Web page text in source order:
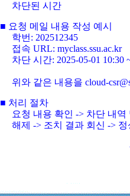
차단된 시간
■ 요청 메일 내용 작성 예시
학번: 202512345
접속 URL: myclass.ssu.ac.kr
차단 시간: 2025-05-01 10:30
위와 같은 내용을 cloud-
■ 처리 절차
요청 내용 확인 -> 차단 내
해제 -> 조치 결과 회신 ->